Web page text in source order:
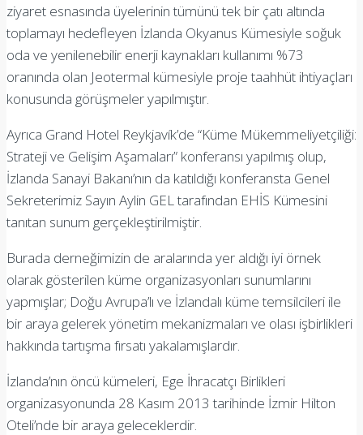
ziyaret esnasında üyelerinin tümünü tek bir çatı altında
toplamayı hedefleyen İzlanda Okyanus Kümesiyle soğuk
oda ve yenilenebilir enerji kaynakları kullanımı %73
oranında olan Jeotermal kümesiyle proje taahhüt ihtiyaçları
konusunda görüşmeler yapılmıştır.
Ayrıca Grand Hotel Reykjavík’de “Küme Mükemmeliyetçiliği:
Strateji ve Gelişim Aşamaları” konferansı yapılmış olup,
İzlanda Sanayi Bakanı’nın da katıldığı konferansta Genel
Sekreterimiz Sayın Aylin GEL tarafından EHİS Kümesini
tanıtan sunum gerçekleştirilmiştir.
Burada derneğimizin de aralarında yer aldığı iyi örnek
olarak gösterilen küme organizasyonları sunumlarını
yapmışlar; Doğu Avrupa’lı ve İzlandalı küme temsilcileri ile
bir araya gelerek yönetim mekanizmaları ve olası işbirlikleri
hakkında tartışma fırsatı yakalamışlardır.
İzlanda’nın öncü kümeleri, Ege İhracatçı Birlikleri
organizasyonunda 28 Kasım 2013 tarihinde İzmir Hilton
Oteli’nde bir araya geleceklerdir.